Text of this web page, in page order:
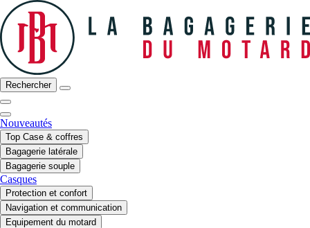
Rechercher
Nouveautés
Top Case & coffres
Bagagerie latérale
Bagagerie souple
Casques
Protection et confort
Navigation et communication
Equipement du motard